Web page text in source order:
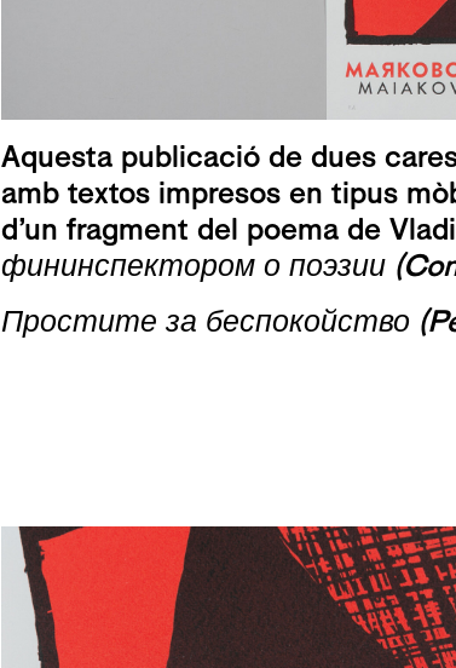
Aquesta publicació de dues
amb textos impresos en tipus
d’un fragment del poema de
фининспектором о поэзии
Простите за беспокойство